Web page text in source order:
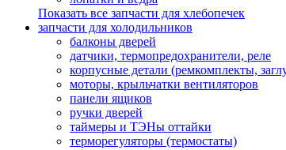
Показать все запчасти для хлебопечек
запчасти для холодильников
балконы дверей
датчики, термопредохранители, реле
корпусные детали (ремкомплекты,
моторы, крыльчатки вентиляторов
панели ящиков
ручки дверей
таймеры и ТЭНы оттайки
терморегуляторы (термостаты)